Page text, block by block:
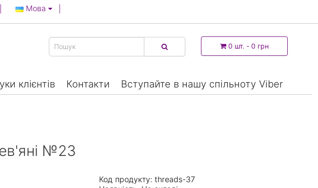
Мова
0 шт. - 0 грн
клієнтів Контакти Вступайте в нашу спільноту Viber
№23
Код продукту: threads-37